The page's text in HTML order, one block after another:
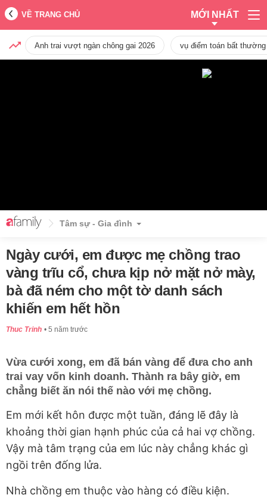
VỀ TRANG CHỦ MỚI NHẤT
Anh trai vượt ngàn chông gai 2026 vụ điểm toán bất
Tâm sự - Gia đình
Ngày cưới, em được mẹ chồng trao
vàng trĩu cổ, chưa kịp nở mặt nở mày,
bà đã ném cho một tờ danh sách
khiến em hết hồn
Thuc Trinh 5 năm trước
Vừa cưới xong, em đã bán vàng để đưa cho anh
trai vay vốn kinh doanh. Thành ra bây giờ, em
chẳng biết ăn nói thế nào với mẹ chồng.
Em mới kết hôn được một tuần, đáng lẽ đây là
khoảng thời gian hạnh phúc của cả hai vợ chồng.
Vậy mà tâm trạng của em lúc này chẳng khác gì
ngồi trên đống lửa.
Nhà chồng em thuộc vào hàng có điều kiện.